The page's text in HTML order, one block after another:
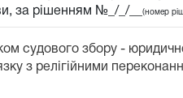
за рішенням №_/_/__ (номер
судового збору -
з релігійними